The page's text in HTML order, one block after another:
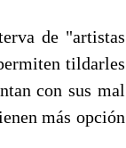
de "artistas
tildarles
con sus mal
más opción